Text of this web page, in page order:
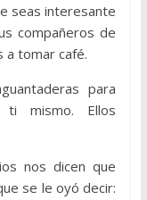
seas interesante
compañeros de
a tomar café.
para
mismo. Ellos
nos dicen que
se le oyó decir: